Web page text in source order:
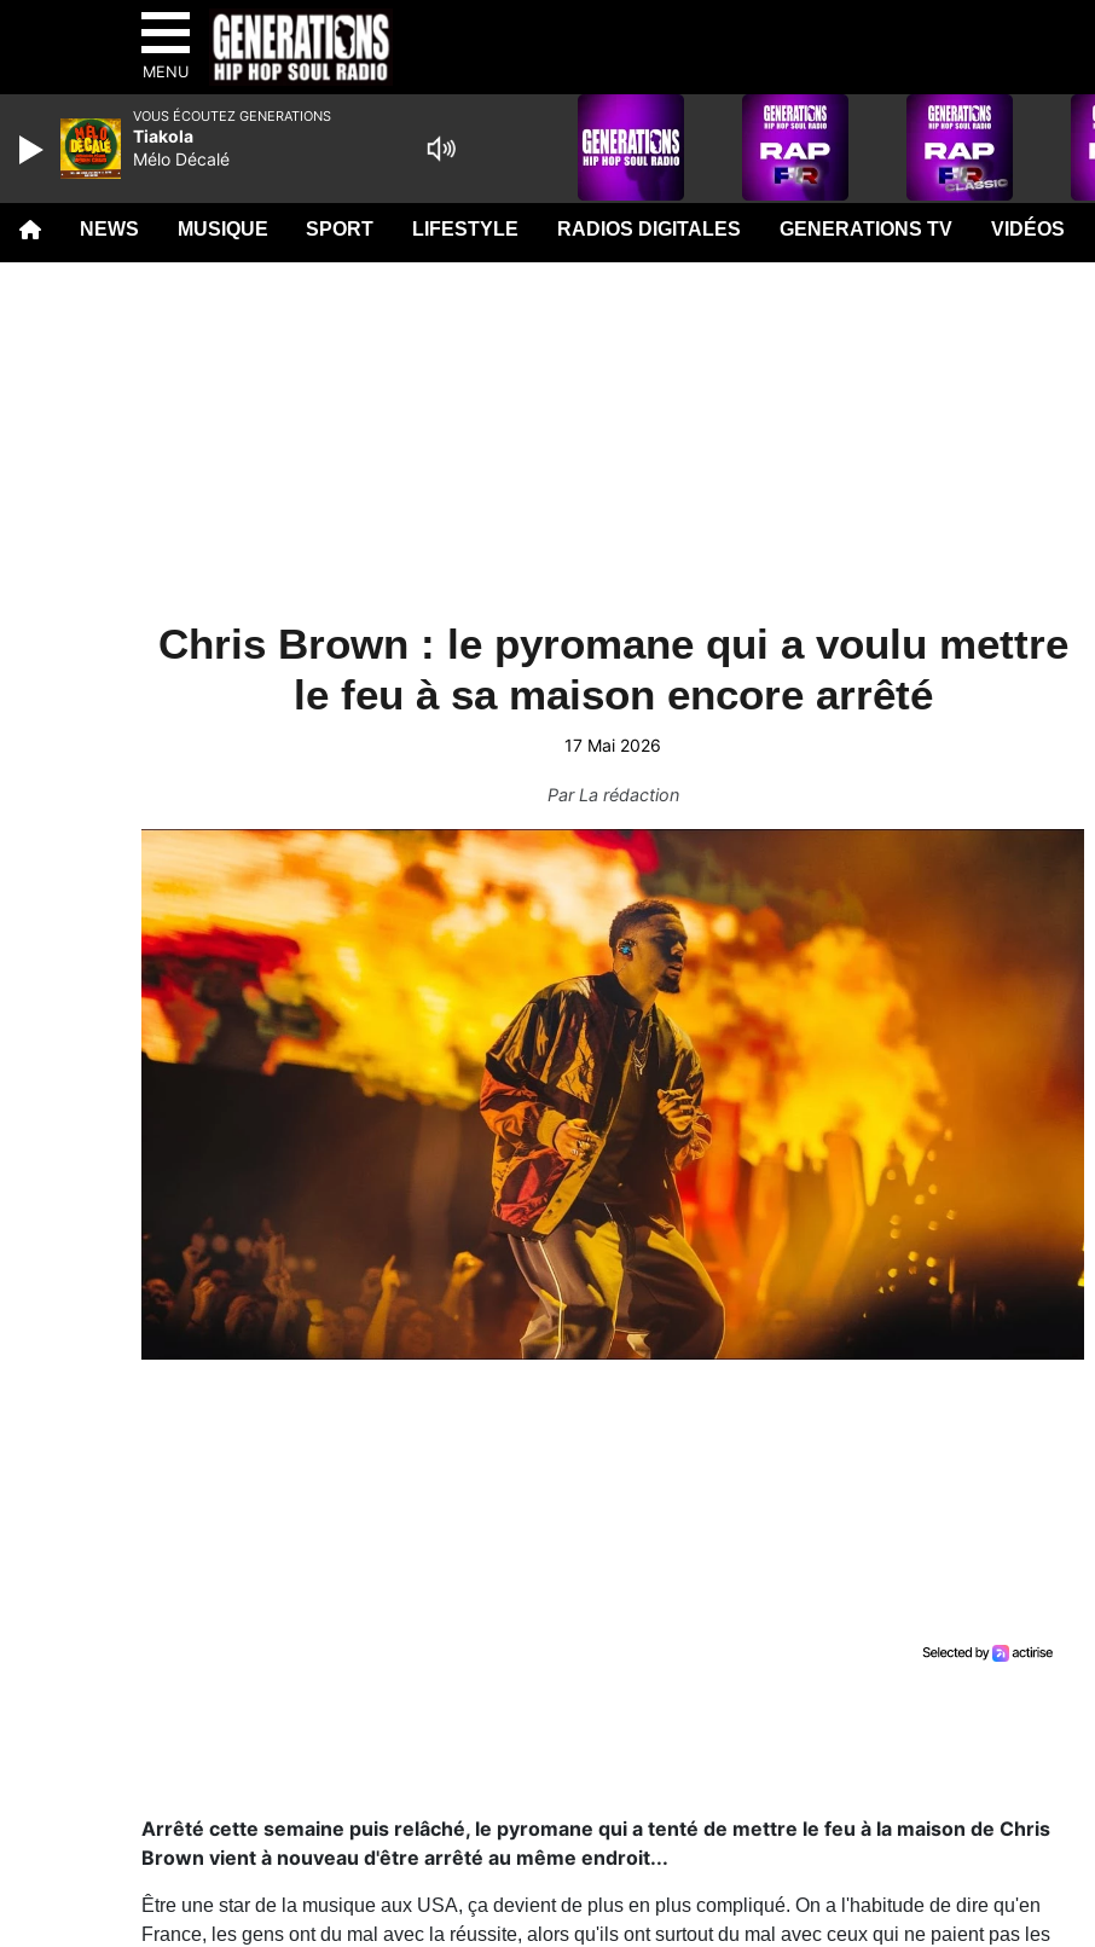
MENU
NEWS MUSIQUE SPORT LIFESTYLE RADIOS DIGITALES GENERATIONS TV VIDÉOS
Chris Brown : le pyromane qui a voulu mettre
le feu à sa maison encore arrêté
17 Mai 2026
ParLa rédaction
Arrêté cette semaine puis relâché, le pyromane qui a tenté de mettre le feu à la maison de Chris
Brown vient à nouveau d'être arrêté au même endroit...
Être une star de la musique aux USA, ça devient de plus en plus compliqué. On a l'habitude de dire qu'en
France, les gens ont du mal avec la réussite, alors qu'ils ont surtout du mal avec ceux qui ne paient pas les
VOUS ÉCOUTEZ GENERATIONS
Tiakola
Mélo Décalé